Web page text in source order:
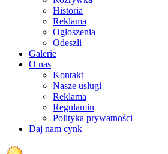
Historia
Reklama
Ogłoszenia
Odeszli
Galerie
O nas
Kontakt
Nasze usługi
Reklama
Regulamin
Polityka prywatności
Daj nam cynk